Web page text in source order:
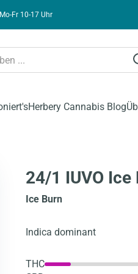
Fr 10-17 Uhr
Herbery Cannabis Blog
24/1 IUVO Ice
Ice Burn
Indica dominant
THC